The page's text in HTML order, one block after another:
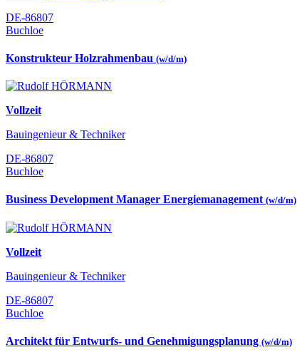
DE-86807
Buchloe
Konstrukteur Holzrahmenbau (w/d/m)
Vollzeit
Bauingenieur & Techniker
DE-86807
Buchloe
Business Development Manager Energiemanagement (w/d/m)
Vollzeit
Bauingenieur & Techniker
DE-86807
Buchloe
Architekt für Entwurfs- und Genehmigungsplanung (w/d/m)